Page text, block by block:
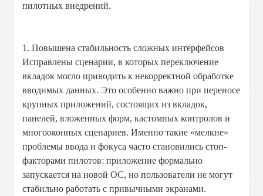
пилотных внедрений.
1. Повышена стабильность сложных интерфейсов
Исправлены сценарии, в которых переключение
вкладок могло приводить к некорректной обработке
вводимых данных. Это особенно важно при переносе
крупных приложений, состоящих из вкладок,
панелей, вложенных форм, кастомных контролов и
многооконных сценариев. Именно такие «мелкие»
проблемы ввода и фокуса часто становились стоп-
факторами пилотов: приложение формально
запускается на новой ОС, но пользователи не могут
стабильно работать с привычными экранами.